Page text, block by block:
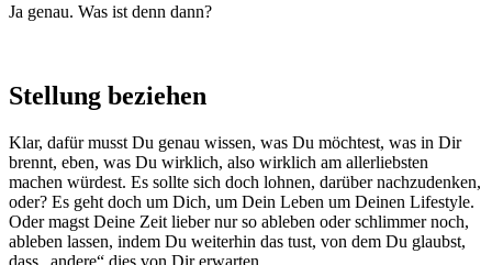
Ja genau. Was ist denn dann?
Stellung beziehen
Klar, dafür musst Du genau wissen, was Du möchtest, was in Dir
brennt, eben, was Du wirklich, also wirklich am allerliebsten
machen würdest. Es sollte sich doch lohnen, darüber nachzudenken,
oder? Es geht doch um Dich, um Dein Leben um Deinen Lifestyle.
Oder magst Deine Zeit lieber nur so ableben oder schlimmer noch,
ableben lassen, indem Du weiterhin das tust, von dem Du glaubst,
dass „andere“ dies von Dir erwarten.